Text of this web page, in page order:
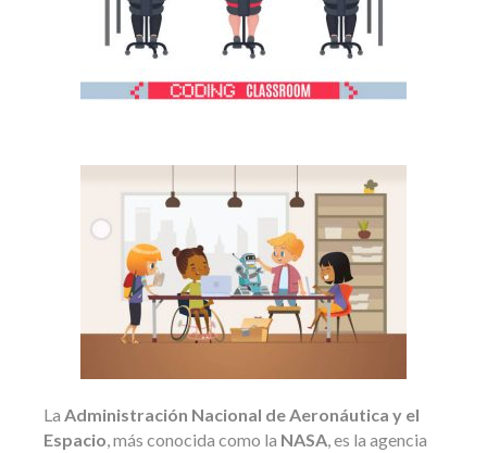
La Administración Nacional de Aeronáutica y el
Espacio, más conocida como la NASA, es la agencia